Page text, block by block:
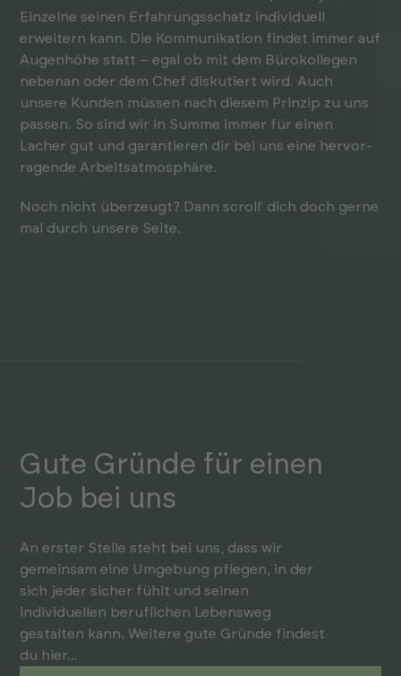
Einzelne seinen Erfahr­ungs­schatz individuell
erweitern kann. Die Kommunikation findet immer auf
Augen­höhe statt – egal ob mit dem Büro­kollegen
nebenan oder dem Chef diskutiert wird. Auch
unsere Kunden müssen nach diesem Prinzip zu uns
passen. So sind wir in Summe immer für einen
Lacher gut und garantieren dir bei uns eine her­vor­
ragende Arbeits­atmosphäre.
Noch nicht über­zeugt? Dann scroll' dich doch gerne
mal durch unsere Seite.
Gute Gründe für einen
Job bei uns
An erster Stelle steht bei uns, dass wir
gemeinsam eine Umgebung pflegen, in der
sich jeder sicher fühlt und seinen
individuellen beruf­lichen Lebens­weg
gestalten kann. Weitere gute Gründe findest
du hier...